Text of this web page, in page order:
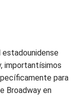
estadounidense
importantísimos
para
Broadway en